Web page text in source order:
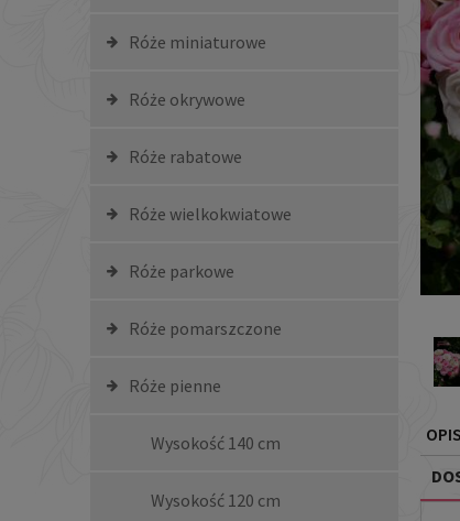
Róże miniaturowe
Róże okrywowe
Róże rabatowe
Róże wielkokwiatowe
Róże parkowe
Róże pomarszczone
Róże pienne
Wysokość 140 cm
Wysokość 120 cm
OPIS